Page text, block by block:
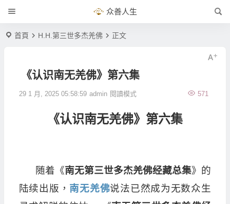
众善人生
首頁 H.H.第三世多杰羌佛 正文
《认识南无羌佛》第六集
29 1 月, 2025 05:58:59 admin 571
閱讀模式
《认识南无羌佛》第六集
随着《南无第三世多杰羌佛经藏总集》的
陆续出版， 南无羌佛说法已然成为无数众生